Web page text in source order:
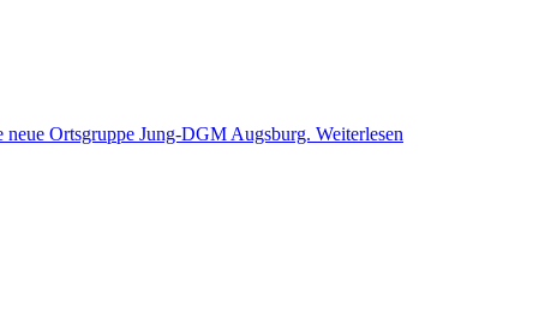
Ortsgruppe Jung-DGM Augsburg. Weiterlesen